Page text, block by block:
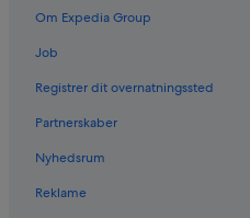
Om Expedia Group
Job
Registrer dit overnatningssted
Partnerskaber
Nyhedsrum
Reklame